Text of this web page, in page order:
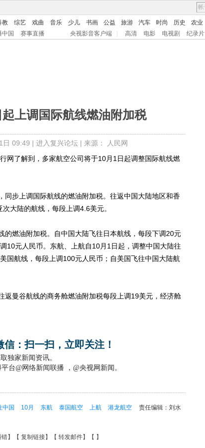
教 综艺 戏曲 音乐 少儿 书画 公益 旅游 汽车 时尚 历史 农业
中国 赛事直播 央视影音客户端 高清 电影 电视剧 纪录片
上调国际航线燃油附加税
日 09:49 | 进入复兴论坛| 来源： 人民网
了解到，多家航空公司将于10月1日起调整国际航线燃
步上调国际航线的燃油附加税。往返中国大陆地区和香
大陆的航线，每段上调4.6美元。
燃油附加税。自中国大陆飞往日本航线，每段下调20元
10元人民币。东航、上航自10月1日起，调整中国大陆往
国航线，每段上调100元人民币；自美国飞往中国大陆航
曼谷航线的商务舱燃油附加税每段上调19美元，经济舱
：扫一扫，立即关注！
独家新闻资讯。
台@网络新闻联播 ，@央视网新闻。
责任编辑：刘水
中国 10月 东航 泰国航空 上航
港龙航空
错】【 复制链接】【 转发邮件】【 】